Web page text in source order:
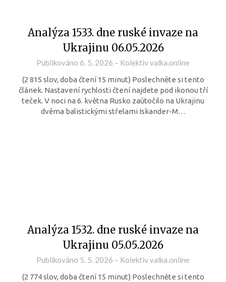
Analýza 1533. dne ruské invaze na
Ukrajinu 06.05.2026
Publikováno 6. 5. 2026 – Kolektiv valka.online
(2 815 slov, doba čtení 15 minut) Poslechněte si tento
článek. Nastavení rychlosti čtení najdete pod ikonou tří
teček. V noci na 6. května Rusko zaútočilo na Ukrajinu
dvěma balistickými střelami Iskander-M…
Analýza 1532. dne ruské invaze na
Ukrajinu 05.05.2026
Publikováno 5. 5. 2026 – Kolektiv valka.online
(2 774 slov, doba čtení 15 minut) Poslechněte si tento